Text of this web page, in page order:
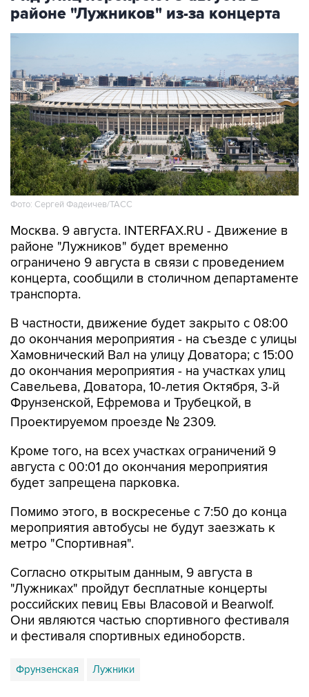
районе "Лужников" из-за концерта
Фото: Сергей Фадеичев/ТАСС
Москва. 9 августа. INTERFAX.RU - Движение в
районе "Лужников" будет временно
ограничено 9 августа в связи с проведением
концерта, сообщили в столичном департаменте
транспорта.
В частности, движение будет закрыто с 08:00
до окончания мероприятия - на съезде с улицы
Хамовнический Вал на улицу Доватора; с 15:00
до окончания мероприятия - на участках улиц
Савельева, Доватора, 10-летия Октября, 3-й
Фрунзенской, Ефремова и Трубецкой, в
Проектируемом проезде № 2309.
Кроме того, на всех участках ограничений 9
августа с 00:01 до окончания мероприятия
будет запрещена парковка.
Помимо этого, в воскресенье с 7:50 до конца
мероприятия автобусы не будут заезжать к
метро "Спортивная".
Согласно открытым данным, 9 августа в
"Лужниках" пройдут бесплатные концерты
российских певиц Евы Власовой и Bearwolf.
Они являются частью спортивного фестиваля
и фестиваля спортивных единоборств.
Фрунзенская Лужники